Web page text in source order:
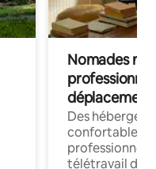
Nomades
déplacement
Des
confortables
professionnels
télétravail